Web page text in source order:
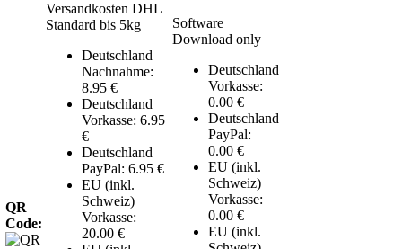
QR
Code:
Versandkosten DHL
Standard bis 5kg
Deutschland
Nachnahme:
8.95 €
Deutschland
Vorkasse: 6.95
€
Deutschland
PayPal: 6.95 €
EU (inkl.
Schweiz)
Vorkasse:
20.00 €
Software
Download only
Deutschland
Vorkasse:
0.00 €
Deutschland
PayPal:
0.00 €
EU (inkl.
Schweiz)
Vorkasse:
0.00 €
EU (inkl.